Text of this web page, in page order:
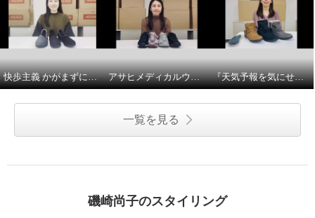
快歩主義 かがまずに履ける やわらかスリッポン 商品説明とサイズについて アサヒメディカルウォークメッシュスニーカーのご紹介 『天気予報を気にせず履けるトップドライ』 寒冷地仕様 ベルト付ミドルブーツの紹介とサイズについて
一覧を見る
磯崎尚子のスタイリング